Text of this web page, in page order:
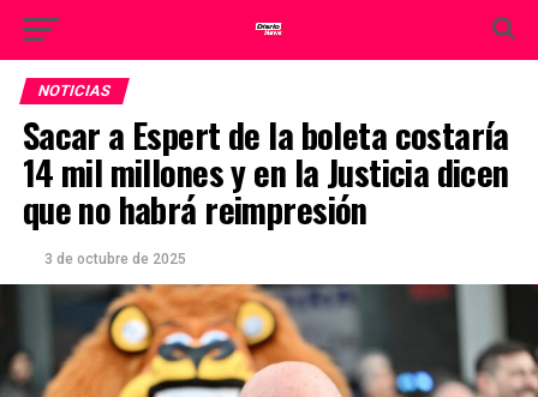
NOTICIAS
Sacar a Espert de la boleta costaría
14 mil millones y en la Justicia dicen
que no habrá reimpresión
3 de octubre de 2025